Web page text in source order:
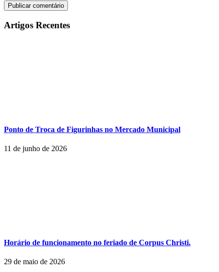
Artigos Recentes
Ponto de Troca de Figurinhas no Mercado Municipal
11 de junho de 2026
Horário de funcionamento no feriado de Corpus Christi.
29 de maio de 2026